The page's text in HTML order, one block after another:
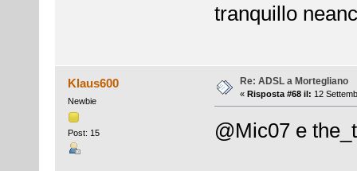
tranquillo
Klaus600
Newbie
Post: 15
Re: ADSL a Mortegliano
« Risposta #68 il: 12
@Mic07 e